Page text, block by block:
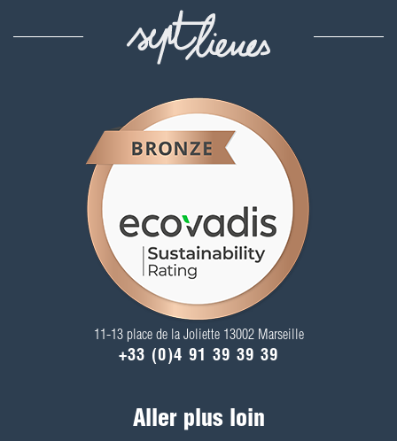
11-13 place de la Joliette 13002 Marseille
+33 (0)4 91 39 39 39
Aller plus loin